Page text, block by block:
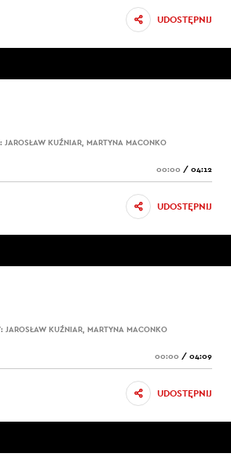
UDOSTĘPNIJ
JAROSŁAW KUŹNIAR, MARTYNA MACONKO
00:00 / 04:12
UDOSTĘPNIJ
JAROSŁAW KUŹNIAR, MARTYNA MACONKO
00:00 / 04:09
UDOSTĘPNIJ